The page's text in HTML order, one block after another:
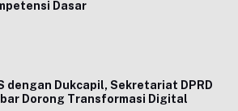
Dasar
dengan Dukcapil, Sekretariat DPRD
Dorong Transformasi Digital